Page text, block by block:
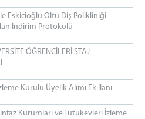
Eskicioğlu Oltu Diş Polikliniği
İndirim Protokolü
ÖĞRENCİLERİ STAJ
Kurulu Üyelik Alımı Ek İlanı
infaz Kurumları ve Tutukevleri İzleme